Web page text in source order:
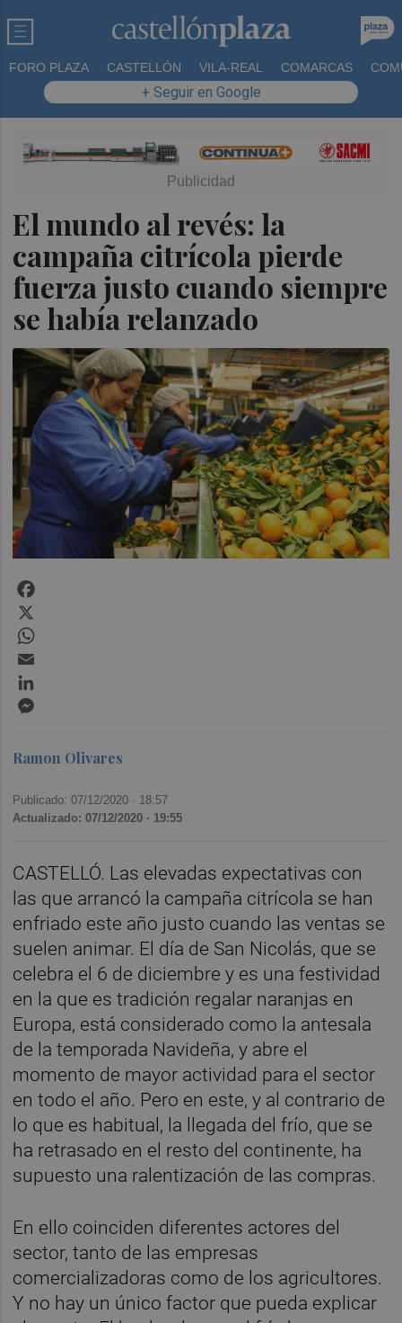
FORO PLAZA CASTELLÓN VILA-REAL COMARCAS
+ Seguir en Google
El mundo al revés: la
campaña citrícola pierde
fuerza justo cuando siempre
se había relanzado
Ramon Olivares
Publicado: 07/12/2020 · 18:57
Actualizado: 07/12/2020 · 19:55
CASTELLÓ. Las elevadas expectativas con
las que arrancó la campaña citrícola se han
enfriado este año justo cuando las ventas se
suelen animar. El día de San Nicolás, que se
celebra el 6 de diciembre y es una festividad
en la que es tradición regalar naranjas en
Europa, está considerado como la antesala
de la temporada Navideña, y abre el
momento de mayor actividad para el sector
en todo el año. Pero en este, y al contrario de
lo que es habitual, la llegada del frío, que se
ha retrasado en el resto del continente, ha
supuesto una ralentización de las compras.
En ello coinciden diferentes actores del
sector, tanto de las empresas
comercializadoras como de los agricultores.
Y no hay un único factor que pueda explicar